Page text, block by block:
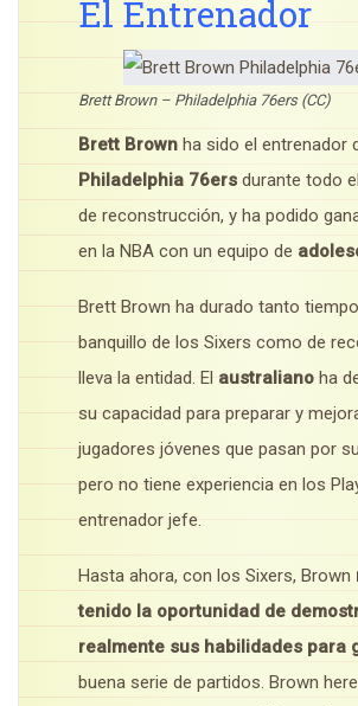
El Entrenador
Brett Brown – Philadelphia 76ers (CC)
Brett Brown ha sido el entrenador
Philadelphia 76ers durante todo
de reconstrucción, y ha podido
en la NBA con un equipo de
Brett Brown ha durado tanto tiempo
banquillo de los Sixers como de
lleva la entidad. El australiano ha
su capacidad para preparar y
jugadores jóvenes que pasan por
pero no tiene experiencia en los
entrenador jefe.
Hasta ahora, con los Sixers, Brown
tenido la oportunidad de
realmente sus habilidades para
buena serie de partidos. Brown